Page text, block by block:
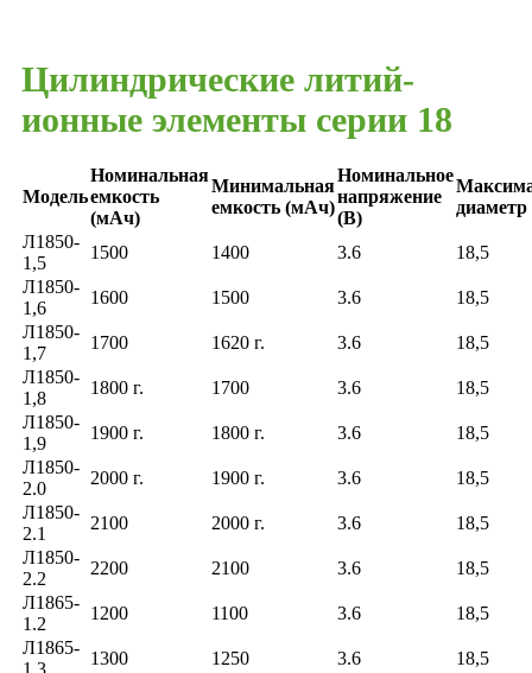
Цилиндрические литий-
ионные элементы серии 18
Модель
Номинальная
емкость
(мАч)
Минимальная
емкость (мАч)
Номинальное
напряжение
(В)
Л1850-
1,5
1500 1400 3.6
18,5
Л1850-
1,6
1600 1500 3.6
18,5
Л1850-
1,7
1700 1620 г. 3.6
18,5
Л1850-
1,8
1800 г. 1700 3.6
18,5
Л1850-
1,9
1900 г. 1800 г. 3.6
18,5
Л1850-
2.0
2000 г. 1900 г. 3.6
18,5
Л1850-
2.1
2100 2000 г. 3.6
18,5
Л1850-
2.2
2200 2100 3.6
18,5
Л1865-
1.2
1200 1100 3.6
18,5
Л1865-
1.3
1300 1250 3.6 18,5